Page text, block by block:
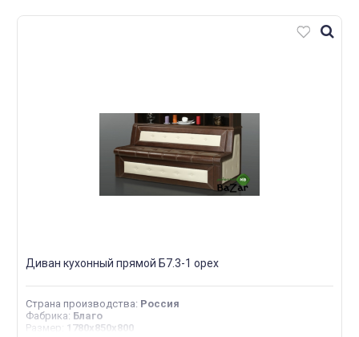
Диван кухонный прямой Б7.3-1 орех
Страна производства: Россия
Фабрика: Благо
Размер : 1780х850х800